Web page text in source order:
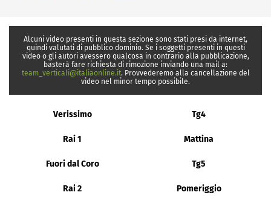
Alcuni video presenti in questa sezione sono stati presi da internet,
quindi valutati di pubblico dominio. Se i soggetti presenti in questi
video o gli autori avessero qualcosa in contrario alla pubblicazione,
basterà fare richiesta di rimozione inviando una mail a:
team_verticali@italiaonline.it. Provvederemo alla cancellazione del
video nel minor tempo possibile.
Verissimo Tg4
Rai 1 Mattina
Fuori dal Coro Tg5
Rai 2 Pomeriggio